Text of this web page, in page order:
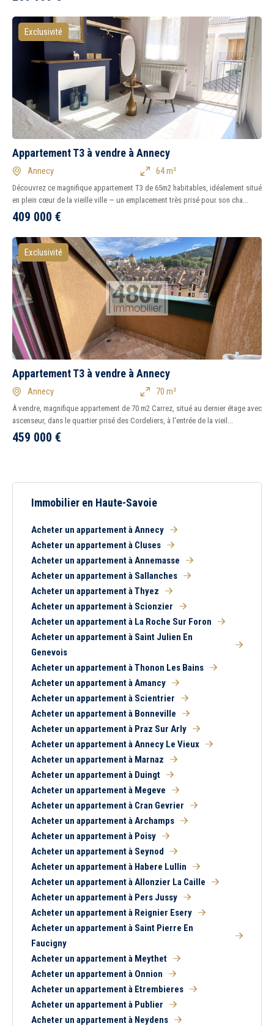
Exclusivité
Appartement T3 à vendre à Annecy
Annecy 64 m²
Découvrez ce magnifique appartement T3 de 65m2 habitables, idéalement situé
en plein cœur de la vieille ville — un emplacement très prisé pour son cha...
409 000 €
Exclusivité
Appartement T3 à vendre à Annecy
Annecy 70 m²
À vendre, magnifique appartement de 70 m2 Carrez, situé au dernier étage avec
ascenseur, dans le quartier prisé des Cordeliers, à l'entrée de la vieil...
459 000 €
Immobilier en Haute-Savoie
Acheter un appartement à Annecy
Acheter un appartement à Cluses
Acheter un appartement à Annemasse
Acheter un appartement à Sallanches
Acheter un appartement à Thyez
Acheter un appartement à Scionzier
Acheter un appartement à La Roche Sur Foron
Acheter un appartement à Saint Julien En
Genevois
Acheter un appartement à Thonon Les Bains
Acheter un appartement à Amancy
Acheter un appartement à Scientrier
Acheter un appartement à Bonneville
Acheter un appartement à Praz Sur Arly
Acheter un appartement à Annecy Le Vieux
Acheter un appartement à Marnaz
Acheter un appartement à Duingt
Acheter un appartement à Megeve
Acheter un appartement à Cran Gevrier
Acheter un appartement à Archamps
Acheter un appartement à Poisy
Acheter un appartement à Seynod
Acheter un appartement à Habere Lullin
Acheter un appartement à Allonzier La Caille
Acheter un appartement à Pers Jussy
Acheter un appartement à Reignier Esery
Acheter un appartement à Saint Pierre En
Faucigny
Acheter un appartement à Meythet
Acheter un appartement à Onnion
Acheter un appartement à Etrembieres
Acheter un appartement à Publier
Acheter un appartement à Neydens